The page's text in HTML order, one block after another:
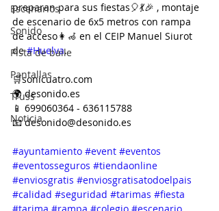
Escenarios
Sonido
Pista de baile
Pantallas
Truss
Noticia
preparan para sus fiestas🎈💃🎉 , montaje
de escenario de 6x5 metros con rampa
de acceso👩‍🦽 en el CEIP Manuel Siurot
de #Huelva.
🛒sonicuatro.com
🌍 desonido.es
📱 699060364 - 636115788
📧 desonido@desonido.es
#ayuntamiento #event #eventos
#eventosseguros #tiendaonline
#enviosgratis #enviosgratisatodoelpais
#calidad #seguridad #tarimas #fiesta